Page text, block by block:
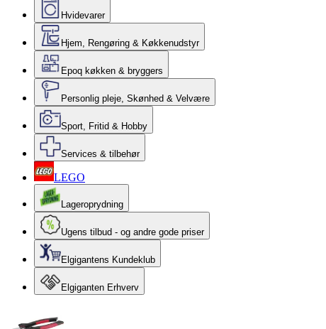
Hvidevarer
Hjem, Rengøring & Køkkenudstyr
Epoq køkken & bryggers
Personlig pleje, Skønhed & Velvære
Sport, Fritid & Hobby
Services & tilbehør
LEGO
Lageroprydning
Ugens tilbud - og andre gode priser
Elgigantens Kundeklub
Elgiganten Erhverv